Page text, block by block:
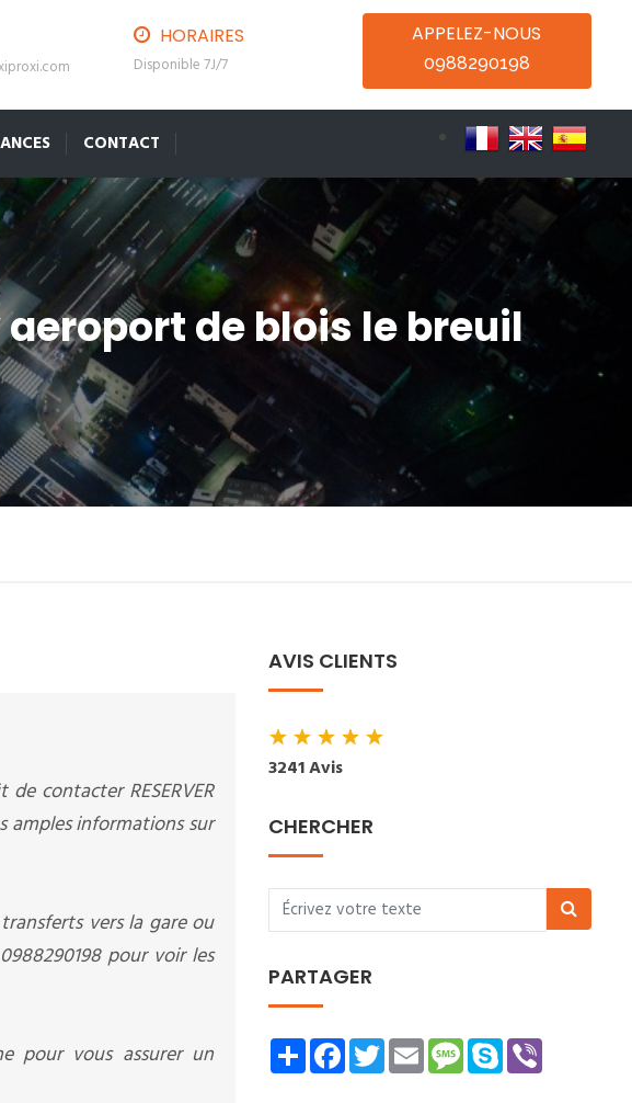
HORAIRES
Disponible 7J/7
APPELEZ-NOUS
0988290198
CONTACT
de blois le breuil
contacter RESERVER
amples informations sur
vers la gare ou
pour voir les
pour vous assurer un
AVIS CLIENTS
★★★★★
3241 Avis
CHERCHER
PARTAGER
ShareFacebookTwitterEmailMessage
Skype